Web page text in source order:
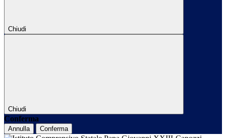
Chiudi
Chiudi
Conferma
Annulla Conferma